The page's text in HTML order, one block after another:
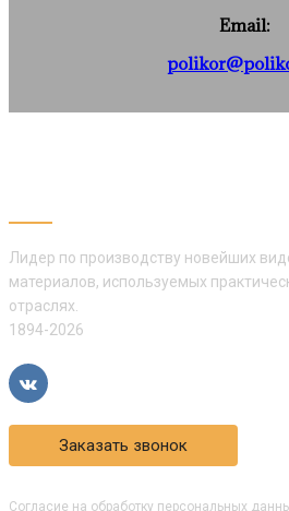
Email:
Лидер по производству новейших
материалов, используемых
отраслях.
1894-2026
Заказать звонок
Согласие на обработку персональных